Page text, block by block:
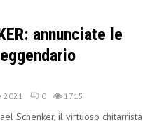
annunciate le
2021 0 1715
Schenker, il virtuoso chitarrista